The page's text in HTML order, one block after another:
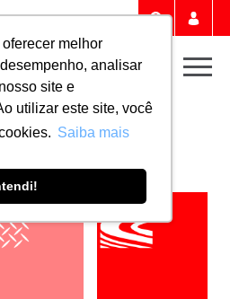
melhor
analisar
site e
utilizar este site, você
Saiba mais
BuscarPortal
FICHAS TÉCNICAS